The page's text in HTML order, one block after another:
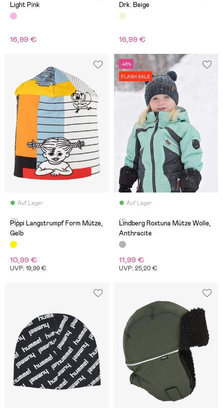
Light Pink
16,99 €
Drk. Beige
16,99 €
Auf Lager
(0)
Pippi Langstrumpf Form Mütze,
Gelb
10,99 €
UVP: 19,99 €
-48%
FLASH SALE
Auf Lager
(1)
Lindberg Roxtuna Mütze Wolle,
Anthracite
11,99 €
UVP: 25,20 €